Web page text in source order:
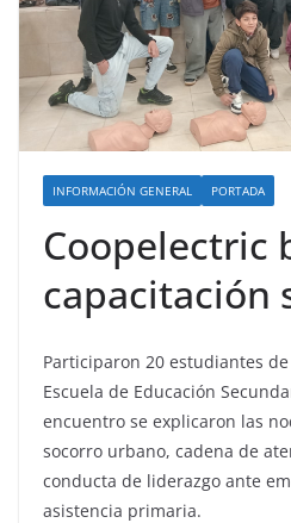
INFORMACIÓN GENERAL PORTADA
Coopelectric
capacitación
Participaron 20 estudiantes
Escuela de Educación
encuentro se explicaron las
socorro urbano, cadena de
conducta de liderazgo ante
asistencia primaria.